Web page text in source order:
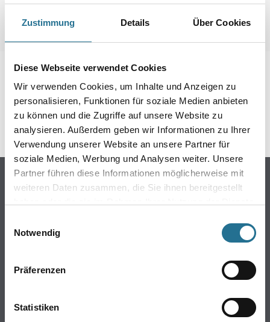
Zustimmung Details Über Cookies
Diese Webseite verwendet Cookies
Wir verwenden Cookies, um Inhalte und Anzeigen zu
personalisieren, Funktionen für soziale Medien anbieten
zu können und die Zugriffe auf unsere Website zu
analysieren. Außerdem geben wir Informationen zu Ihrer
Verwendung unserer Website an unsere Partner für
soziale Medien, Werbung und Analysen weiter. Unsere
Partner führen diese Informationen möglicherweise mit
weiteren Daten zusammen, die Sie ihnen bereitgestellt
Notwendig
Präferenzen
Statistiken
Fenster, Türen und Lichtschächte.
Finden Sie die ideale, maßgefertigte Lösung für Ihr Zuhause oder
Gewerbe.
Ihr Knittel Team berät Sie gerne.
https://www.mhz.de
Online-Shop
Trockenbau
Bodenbeläge